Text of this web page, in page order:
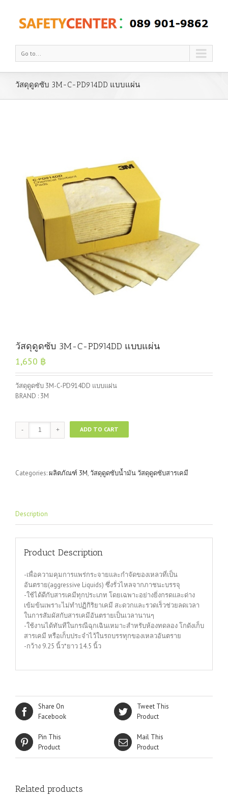
Go to...
วัสดุดูดซับ 3M-C-PD914DD แบบแผ่น
วัสดุดูดซับ 3M-C-PD914DD แบบแผ่น
1,650 ฿
วัสดุดูดซับ 3M-C-PD914DD แบบแผ่น
BRAND : 3M
วัสดุ
ดูด
PD914DD
ADD TO CART
Categories:ผลิตภัณฑ์ 3M,วัสดุดูดซับน้ำมัน วัสดุดูดซับสารเคมี
Description
Product Description
-เพื่อความคุมการแพร่กระจายและกำจัดของเหลวที่เป็น
อันตราย(aggressive Liquids) ซึ่งรั่วไหลจากภาชนะบรรจุ
-ใช้ได้ดีกับสารเคมีทุกประเภท โดยเฉพาะอย่างยิ่งกรดและด่าง
เข้มข้นเพราะไม่ทำปฏิกิริยาเคมี สะดวกและรวดเร็วช่วยลดเวลา
ในการสัมผัสกับสารเคมีอันตรายเป็นเวลานานๆ
-ใช้งานได้ทันทีในกรณีฉุกเฉินเหมาะสำหรับห้องทดลอง โกดังเก็บ
สารเคมี หรือเก็บประจำไว้ในรถบรรทุกของเหลวอันตราย
-กว้าง 9.25 นิ้ว*ยาว 14.5 นิ้ว
Share On
Facebook
Tweet This
Product
Pin This
Product
Mail This
Product
Related products